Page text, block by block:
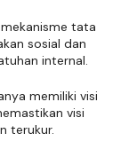
tata
sosial dan
internal.
memiliki visi
visi
terukur.